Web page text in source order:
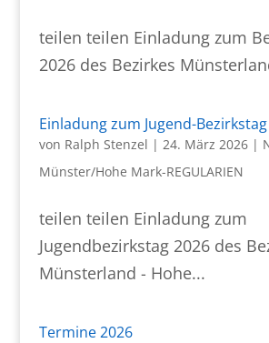
teilen teilen Einladung zum
2026 des Bezirkes
Einladung zum Jugend-
von Ralph Stenzel | 24. März 2026|
Münster/Hohe Mark-REGULARIEN
teilen teilen Einladung zum
Jugendbezirkstag 2026 des
Münsterland - Hohe...
Termine 2026